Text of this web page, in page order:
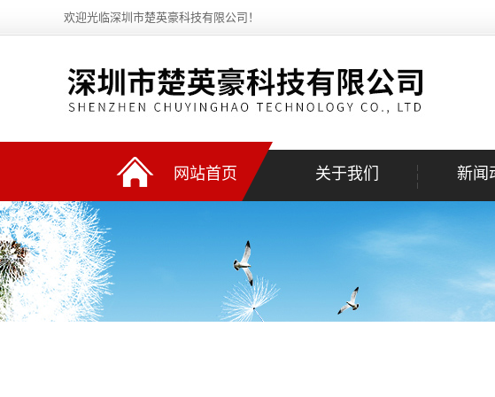
欢迎光临深圳市楚英豪科技有限公司！
网站首页 关于我们 新闻